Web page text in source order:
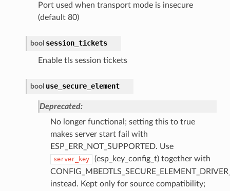
Port used when transport mode is insecure
(default 80)
bool session_tickets
Enable tls session tickets
bool use_secure_element
Deprecated:
No longer functional; setting this to true
makes server start fail with
ESP_ERR_NOT_SUPPORTED. Use
server_key
(esp_key_config_t) together with
instead. Kept only for source compatibility;